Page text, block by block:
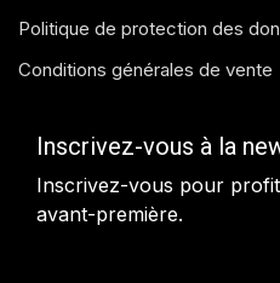
Politique de protection des
Conditions générales de vente
Inscrivez-vous à la
Inscrivez-vous pour
avant-première.